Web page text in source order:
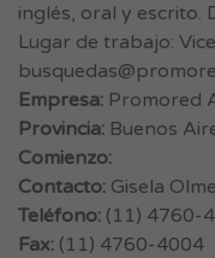
inglés, oral y escrito.
Lugar de trabajo:
Empresa: Promored
Provincia: Buenos
Comienzo:
Contacto: Gisela
Teléfono: (11) 4760-
Fax: (11) 4760-4004